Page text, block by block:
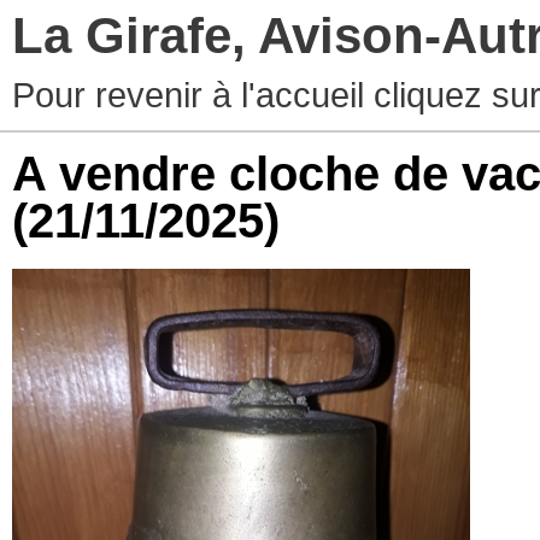
La Girafe, Avison-
Pour revenir à l'accueil cliquez
A vendre cloche de
(21/11/2025)